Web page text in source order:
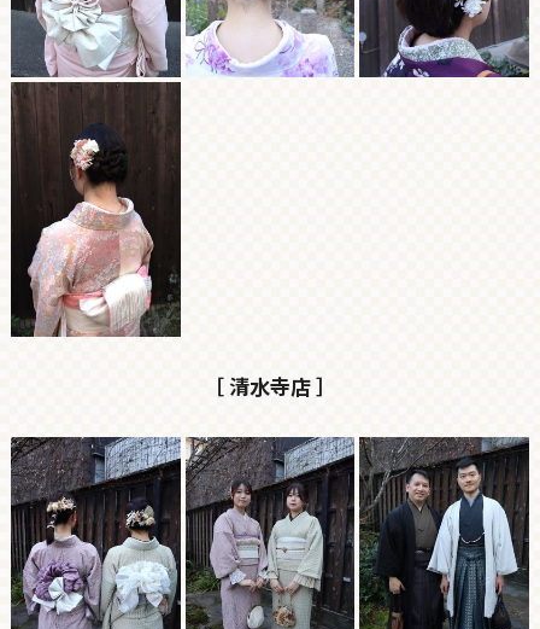
［ 清水寺店 ］